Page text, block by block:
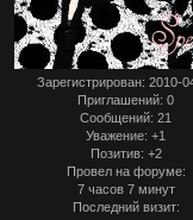
Зарегистрирован: 2010-
Приглашений: 0
Сообщений: 21
Уважение: +1
Позитив: +2
Провел на форуме:
7 часов 7 минут
Последний визит: